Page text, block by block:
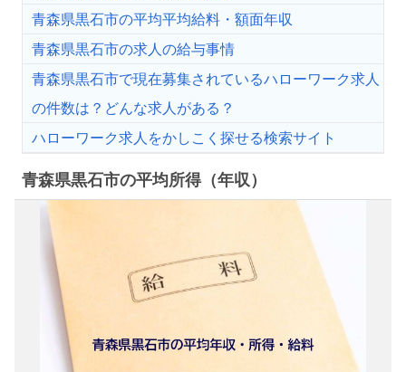
青森県黒石市の平均平均給料・額面年収
青森県黒石市の求人の給与事情
青森県黒石市で現在募集されているハローワーク求人
の件数は？どんな求人がある？
ハローワーク求人をかしこく探せる検索サイト
青森県黒石市の平均所得（年収）